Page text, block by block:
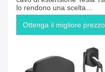
lo rendono una scelta
popolare sia per uso
domestico che per ufficio
Ottenga il migliore prezzo